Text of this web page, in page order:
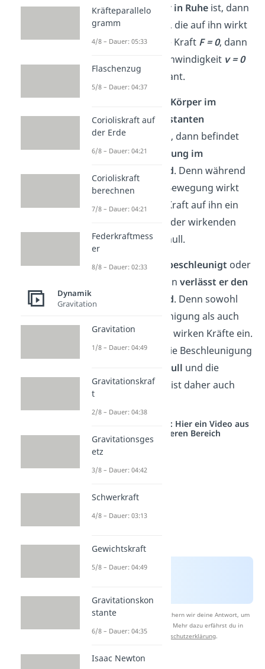
Wenn derKörper in Ruheist, dann
ist auch die Kraft, die auf ihn wirkt
gleich null. Ist die Kraft F = 0, dann
ist auch die Geschwindigkeitv = 0
und damit konstant.
Körper im
Zustand der konstanten
Geschwindigkeit , dann befindet
sich seineBewegung im
Trägheitszustand. Denn während
der konstanten Bewegung wirkt
entweder keine Kraft auf ihn ein
oder die Summe der wirkenden
Kräfte ist gleich null.
Wird ein Körper
beschleunigt oder
, dann verlässt er den
Trägheitszustand. Denn sowohl
bei der Beschleunigung als auch
beim Abbremsen wirken Kräfte ein.
Die KraftFund die Beschleunigung
ungleich null und die
Geschwindigkeit ist daher auch
Studyflix vernetzt: Hier ein Video aus
einem anderen Bereich
Nach Beantwortung speichern wir deine Antwort, um
Studyflix zu verbessern. Mehr dazu erfährst du in
unserer
Datenschutzerklärung.
Kräfteparallelo
gramm
4/8 – Dauer: 05:33
Flaschenzug
5/8 – Dauer: 04:37
Corioliskraft auf
der Erde
6/8 – Dauer: 04:21
Corioliskraft
berechnen
7/8 – Dauer: 04:21
Federkraftmess
er
8/8 – Dauer: 02:33
Dynamik
Gravitation
Gravitation
1/8 – Dauer: 04:49
Gravitationskraf
t
2/8 – Dauer: 04:38
Gravitationsges
etz
3/8 – Dauer: 04:42
Schwerkraft
4/8 – Dauer: 03:13
Gewichtskraft
5/8 – Dauer: 04:49
Gravitationskon
stante
6/8 – Dauer: 04:35
Isaac Newton